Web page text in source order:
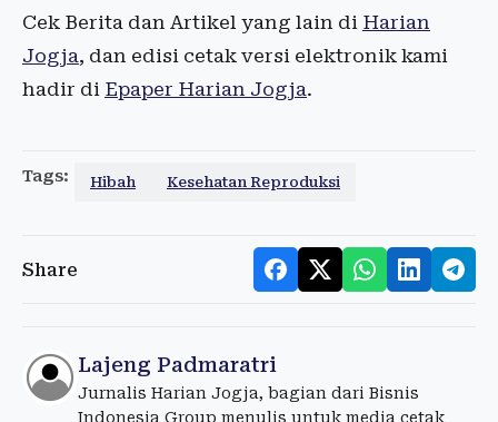
Cek Berita dan Artikel yang lain di Harian
Jogja, dan edisi cetak versi elektronik kami
hadir di Epaper Harian Jogja.
Tags: Hibah Kesehatan Reproduksi
Share
Lajeng Padmaratri
Jurnalis Harian Jogja, bagian dari Bisnis
Indonesia Group menulis untuk media cetak